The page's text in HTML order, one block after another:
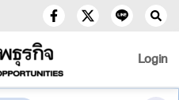
Login